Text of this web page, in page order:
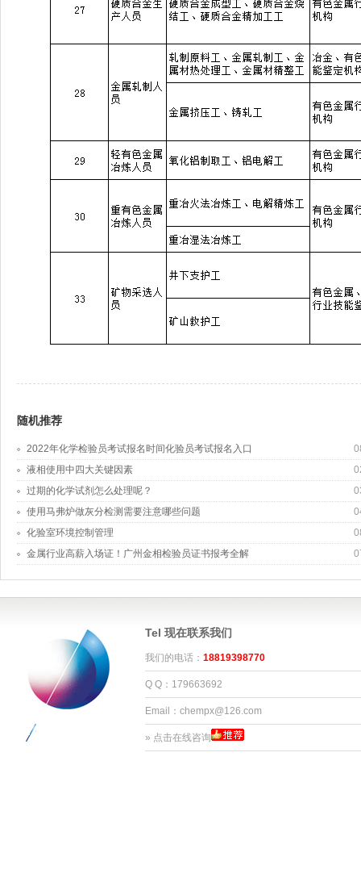
随机推荐
2022年化学检验员考试报名时间化验员考试报名入口
液相使用中四大关键因素
过期的化学试剂怎么处理呢？
使用马弗炉做灰分检测需要注意哪些问题
化验室环境控制管理
金属行业高薪入场证！广州金相检验员证书报考全解
Tel 现在联系我们
我们的电话： 18819398770
Q Q：179663692
Email：chempx@126.com
» 点击在线咨询